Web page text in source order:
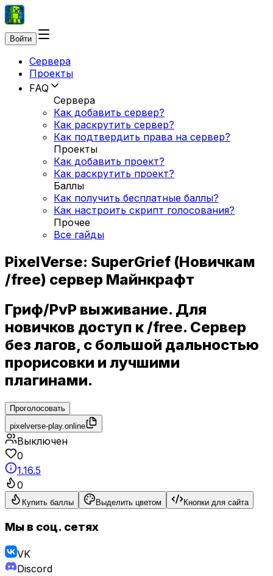
Войти
Сервера
Проекты
FAQ
Сервера
Как добавить сервер?
Как раскрутить сервер?
Как подтвердить права на сервер?
Проекты
Как добавить проект?
Как раскрутить проект?
Баллы
Как получить бесплатные баллы?
Как настроить скрипт голосования?
Прочее
Все гайды
PixelVerse: SuperGrief (Новичкам
/free) сервер Майнкрафт
Гриф/PvP выживание. Для
новичков доступ к /free. Сервер
без лагов, с большой дальностью
прорисовки и лучшими
плагинами.
Проголосовать
pixelverse-play.online
Выключен
0
1.16.5
0
Купить баллы Выделить цветом Кнопки для сайта
Мы в соц. сетях
VK
Discord